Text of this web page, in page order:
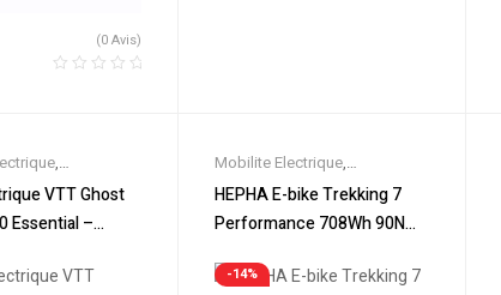
(0 Avis)
,
,Promos &
Suspendus
,VTT Électriques
VTT Ghost
Essential –
blue
Mobilite Electrique,
Nouveautes,Promos &
Soldes,Vélo électrique ville,
Electrique
HEPHA E-bike Trekking 7
Performance 708Wh 90Nm
Gris Foncé
-14%